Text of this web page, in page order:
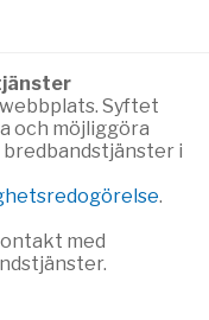
Syftet
och möjliggöra
i
.
med